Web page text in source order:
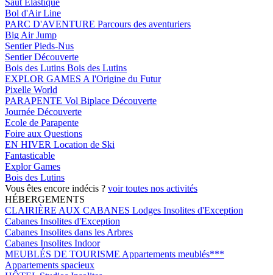
Saut Élastique
Bol d'Air Line
PARC D'AVENTURE Parcours des aventuriers
Big Air Jump
Sentier Pieds-Nus
Sentier Découverte
Bois des Lutins Bois des Lutins
EXPLOR GAMES A l'Origine du Futur
Pixelle World
PARAPENTE Vol Biplace Découverte
Journée Découverte
Ecole de Parapente
Foire aux Questions
EN HIVER Location de Ski
Fantasticable
Explor Games
Bois des Lutins
Vous êtes encore indécis ? voir toutes nos activités
HÉBERGEMENTS
CLAIRIÈRE AUX CABANES Lodges Insolites d'Exception
Cabanes Insolites d'Exception
Cabanes Insolites dans les Arbres
Cabanes Insolites Indoor
MEUBLÉS DE TOURISME Appartements meublés***
Appartements spacieux